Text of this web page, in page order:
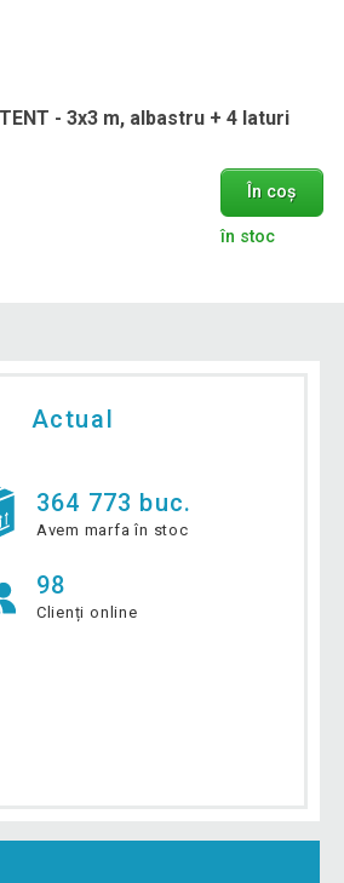
- 3x3 m, albastru + 4 laturi
În coș
în stoc
Actual
364 773 buc.
Avem marfa în stoc
98
Clienți online